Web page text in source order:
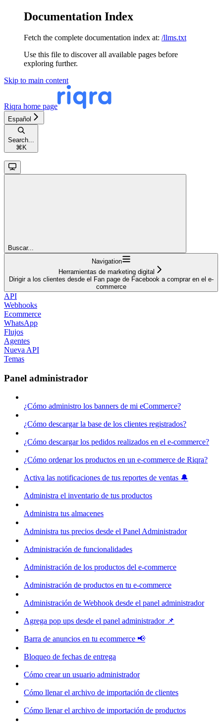
Documentation Index
Fetch the complete documentation index at: /llms.txt
Use this file to discover all available pages before
exploring further.
Skip to main content
Riqra home page
Español
Search...
⌘ K
Buscar...
Navigation
Herramientas de marketing digital
Dirigir a los clientes desde el Fan page de Facebook a comprar en el e-
commerce
API
Webhooks
Ecommerce
WhatsApp
Flujos
Agentes
Nueva API
Temas
Panel administrador
¿Cómo administro los banners de mi eCommerce?
¿Cómo descargar la base de los clientes registrados?
¿Cómo descargar los pedidos realizados en el e-commerce?
¿Cómo ordenar los productos en un e-commerce de Riqra?
Activa las notificaciones de tus reportes de ventas 🔔
Administra el inventario de tus productos
Administra tus almacenes
Administra tus precios desde el Panel Administrador
Administración de funcionalidades
Administración de los productos del e-commerce
Administración de productos en tu e-commerce
Administración de Webhook desde el panel administrador
Agrega pop ups desde el panel administrador 📌
Barra de anuncios en tu ecommerce 📢
Bloqueo de fechas de entrega
Cómo crear un usuario administrador
Cómo llenar el archivo de importación de clientes
Cómo llenar el archivo de importación de productos